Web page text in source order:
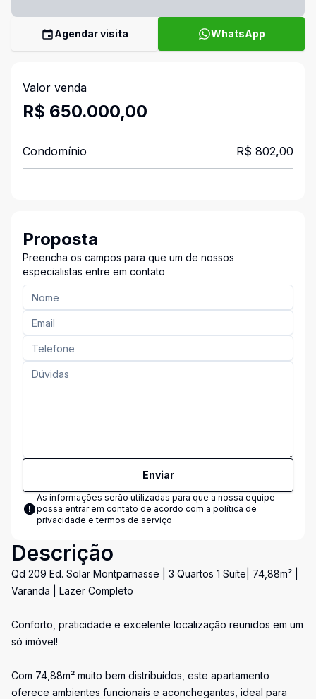
Agendar visita WhatsApp
Valor venda
R$ 650.000,00
Condomínio R$ 802,00
Proposta
Preencha os campos para que um de nossos
especialistas entre em contato
Enviar
As informações serão utilizadas para que a nossa equipe
possa entrar em contato de acordo com a política de
privacidade e termos de serviço
Descrição
Qd 209 Ed. Solar Montparnasse | 3 Quartos 1 Suíte| 74,88m² |
Varanda | Lazer Completo
Conforto, praticidade e excelente localização reunidos em um
só imóvel!
Com 74,88m² muito bem distribuídos, este apartamento
oferece ambientes funcionais e aconchegantes, ideal para